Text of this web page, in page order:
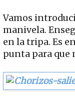
Vamos
manivela.
en la tripa. Es
punta para que